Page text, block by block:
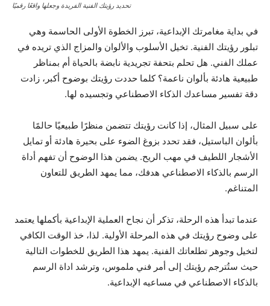
تحديد رؤيتك الفنية الفريدة وجعلها واقعًا رقميًا
في بداية مغامرتك الإبداعية، تبرز الخطوة الأولى الحاسمة وهي
تبلور رؤيتك الفنية. تخيل الأسلوب والألوان والمزاج الذي تريده في
عملك الفني. هل تحلم بتحفة تجريدية نابضة بالحياة أم بمناظر
طبيعية هادئة بألوان ناعمة؟ كلما حددت رؤيتك بوضوح أكبر، زادت
دقة تفسير مساعدك الذكاء الاصطناعي وتجسيده لها.
على سبيل المثال، إذا كانت رؤيتك تتضمن منظرًا طبيعيًا حالمًا
بألوان الباستيل، فقد تحدد بزوغ الضوء على بحيرة هادئة أو تمايل
الأشجار اللطيف في مهب الريح. يضمن هذا الوضوح أن تفهم أداة
الرسم بالذكاء الاصطناعي هدفك، مما يمهد الطريق للتعاون
المتناغم.
عندما تبدأ هذه الرحلة، تذكر أن نجاح العملية الإبداعية بأكملها يعتمد
على وضوح رؤيتك في هذه المرحلة الأولية. لذا، خذ الوقت الكافي
لتخيل وجوهر تطلعاتك الفنية. يمهد هذا الطريق للخطوات التالية
حيث ستُترجم رؤيتك إلى أمر فني ملموس، وترشد اداة الرسم
بالذكاء الاصطناعي في مساعيه الإبداعية.